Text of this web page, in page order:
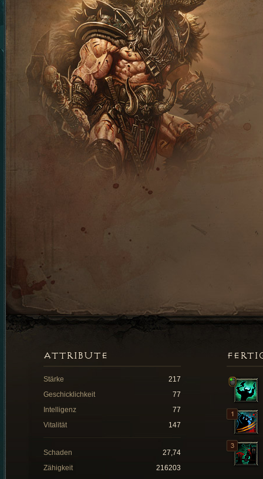
ATTRIBUTE
Stärke
217
Geschicklichkeit
77
Intelligenz
77
Vitalität
147
Schaden
27,74
Zähigkeit
216203